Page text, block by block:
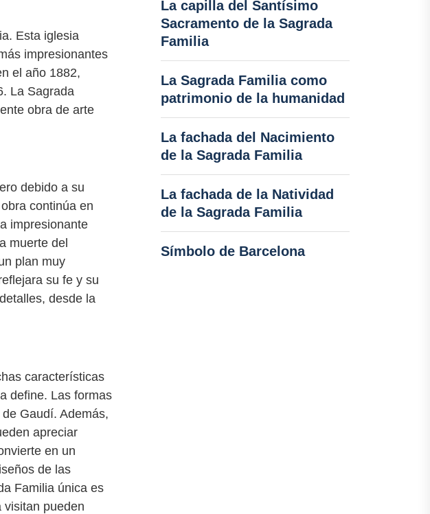
Esta iglesia
impresionantes
el año 1882,
La Sagrada
obra de arte
debido a su
continúa en
impresionante
muerte del
plan muy
su fe y su
desde la
características
define. Las formas
Gaudí. Además,
apreciar
en un
de las
Familia única es
visitan pueden
La capilla del Santísimo
Sacramento de la Sagrada
Familia
La Sagrada Familia como
patrimonio de la humanidad
La fachada del Nacimiento
de la Sagrada Familia
La fachada de la Natividad
de la Sagrada Familia
Símbolo de Barcelona